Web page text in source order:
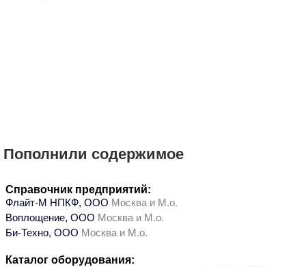
Пополнили содержимое
Справочник предприятий:
Флайт-М НПКФ, ООО Москва и М.о.
Воплощение, ООО Москва и М.о.
Би-Техно, ООО Москва и М.о.
Каталог оборудования: